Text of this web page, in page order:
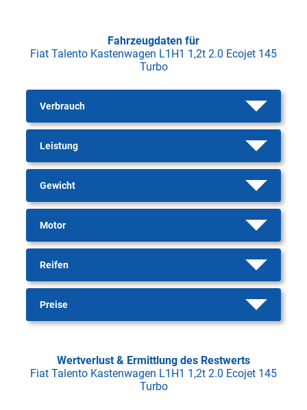
Fahrzeugdaten für
Fiat Talento Kastenwagen L1H1 1,2t 2.0 Ecojet 145
Turbo
Verbrauch
Leistung
Gewicht
Motor
Reifen
Preise
Wertverlust & Ermittlung des Restwerts
Fiat Talento Kastenwagen L1H1 1,2t 2.0 Ecojet 145
Turbo